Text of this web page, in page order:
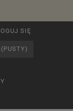
SIĘ
(PUSTY)